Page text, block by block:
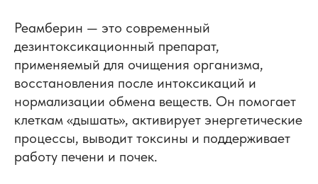
Реамберин — это современный
дезинтоксикационный препарат,
применяемый для очищения организма,
восстановления после интоксикаций и
нормализации обмена веществ. Он помогает
клеткам «дышать», активирует энергетические
процессы, выводит токсины и поддерживает
работу печени и почек.